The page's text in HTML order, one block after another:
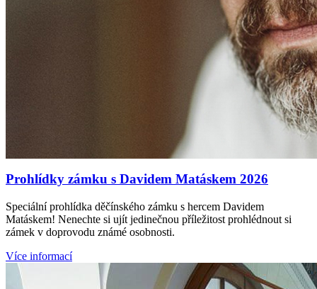
Prohlídky zámku s Davidem Matáskem 2026
Speciální prohlídka děčínského zámku s hercem Davidem
Matáskem! Nenechte si ujít jedinečnou příležitost prohlédnout si
zámek v doprovodu známé osobnosti.
Více informací